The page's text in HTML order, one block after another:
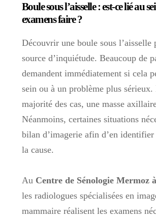
Boule sous l’aisselle : est-ce lié au
examens faire ?
Découvrir une boule sous l’aisselle
source d’inquiétude. Beaucoup de
demandent immédiatement si cela
sein ou à un problème plus sérieux.
majorité des cas, une masse
Néanmoins, certaines situations
bilan d’imagerie afin d’en identifier
la cause.
Au Centre de Sénologie Mermoz
les radiologues spécialisées en
mammaire réalisent les examens